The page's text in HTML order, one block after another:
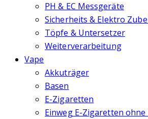
PH & EC Messgeräte
Sicherheits & Elektro
Töpfe & Untersetzer
Weiterverarbeitung
Vape
Akkuträger
Basen
E-Zigaretten
Einweg E-Zigaretten